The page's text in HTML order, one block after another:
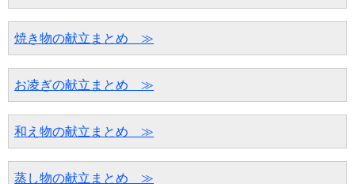
焼き物の献立まとめ　≫
お凌ぎの献立まとめ　≫
和え物の献立まとめ　≫
蒸し物の献立まとめ　≫